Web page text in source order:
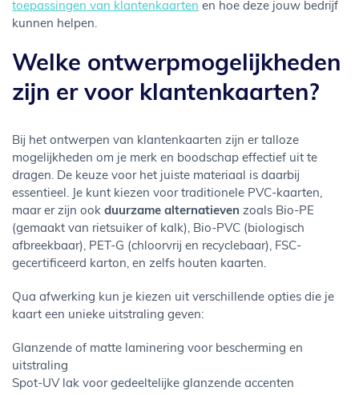
toepassingen van klantenkaarten en hoe deze jouw bedrijf
kunnen helpen.
Welke ontwerpmogelijkheden
zijn er voor klantenkaarten?
Bij het ontwerpen van klantenkaarten zijn er talloze
mogelijkheden om je merk en boodschap effectief uit te
dragen. De keuze voor het juiste materiaal is daarbij
essentieel. Je kunt kiezen voor traditionele PVC-kaarten,
maar er zijn ook duurzame alternatieven zoals Bio-PE
(gemaakt van rietsuiker of kalk), Bio-PVC (biologisch
afbreekbaar), PET-G (chloorvrij en recyclebaar), FSC-
gecertificeerd karton, en zelfs houten kaarten.
Qua afwerking kun je kiezen uit verschillende opties die je
kaart een unieke uitstraling geven:
Glanzende of matte laminering voor bescherming en
uitstraling
Spot-UV lak voor gedeeltelijke glanzende accenten